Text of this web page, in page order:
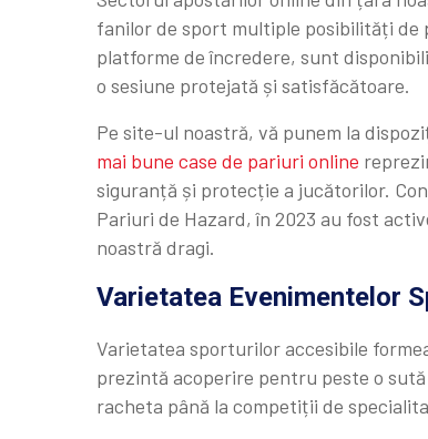
fanilor de sport multiple posibilități de
platforme de încredere, sunt
o sesiune protejată și satisfăcătoare.
Pe site-ul noastră, vă punem la
mai bune case de pariuri online
siguranță și protecție a jucătorilor.
Pariuri de Hazard, în 2023 au fost
noastră dragi.
Varietatea Evenimentelor
Varietatea sporturilor accesibile
prezintă acoperire pentru peste o
racheta până la competiții de